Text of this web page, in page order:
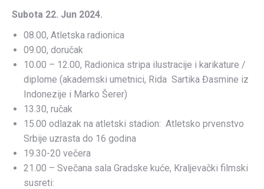
Subota 22. Jun 2024.
08.00, Atletska radionica
09.00, doručak
10.00 – 12.00, Radionica stripa ilustracije i karikature /
diplome (akademski umetnici, Rida Sartika Đasmine iz
Indonezije i Marko Šerer)
13.30, ručak
15.00 odlazak na atletski stadion: Atletsko prvenstvo
Srbije uzrasta do 16 godina
19.30-20 večera
21.00 – Svečana sala Gradske kuće, Kraljevački filmski
susreti: